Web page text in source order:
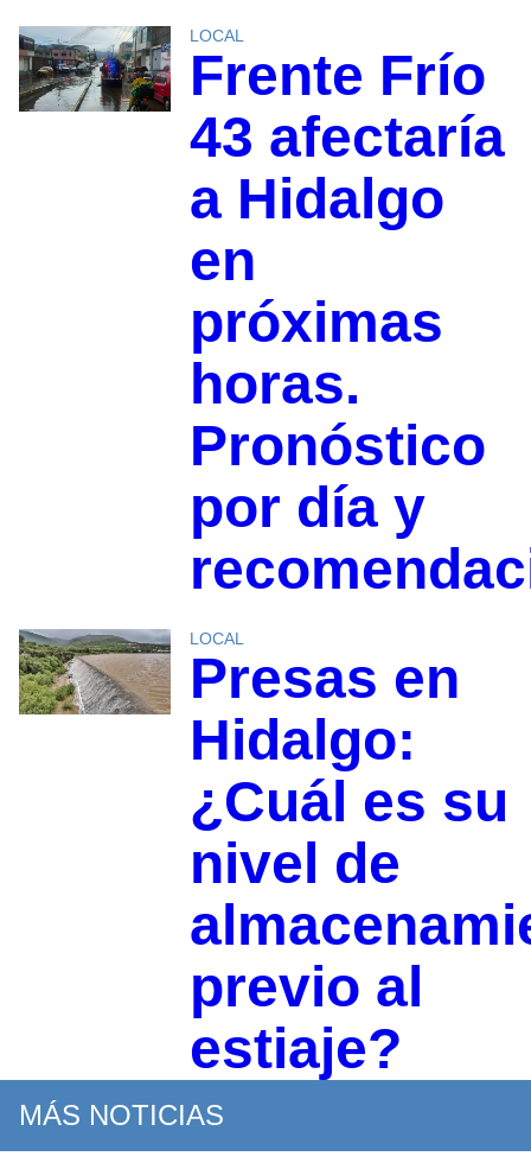
LOCAL
Frente Frío
43 afectaría
a Hidalgo
en
próximas
horas.
Pronóstico
por día y
LOCAL
Presas en
Hidalgo:
¿Cuál es su
nivel de
previo al
estiaje?
MÁS NOTICIAS